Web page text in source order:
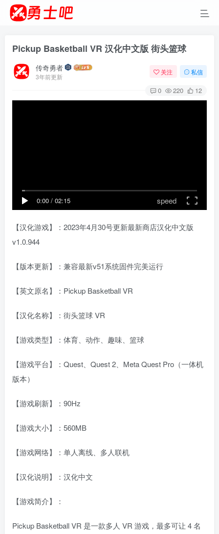
Pickup Basketball VR 汉化中文版 街头篮球
传奇勇者
3年前更新
关注 私信
0 220 12
0:00 / 02:15 speed
【汉化游戏】：2023年4月30号更新最新商店汉化中文版
v1.0.944
【版本更新】：兼容最新v51系统固件完美运行
【英文原名】：Pickup Basketball VR
【汉化名称】：街头篮球 VR
【游戏类型】：体育、动作、趣味、篮球
【游戏平台】：Quest、Quest 2、Meta Quest Pro（一体机
版本）
【游戏刷新】：90Hz
【游戏大小】：560MB
【游戏网络】：单人离线、多人联机
【汉化说明】：汉化中文
【游戏简介】：
Pickup Basketball VR 是一款多人 VR 游戏，最多可让 4 名